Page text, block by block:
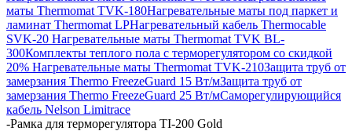
маты Thermomat TVK-180Нагревательные маты под паркет и
ламинат Thermomat LPНагревательный кабель Thermocable
SVK-20 Нагревательные маты Thermomat TVK BL-
300Комплекты теплого пола с терморегулятором со скидкой
20% Нагревательные маты Thermomat TVK-210Защита труб от
замерзания Thermo FreezeGuard 15 Вт/мЗащита труб от
замерзания Thermo FreezeGuard 25 Вт/мСаморегулирующийся
кабель Nelson Limitrace
-Рамка для терморегулятора TI-200 Gold